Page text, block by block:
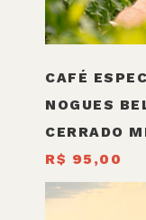
CAFÉ
NOGUES
CERRADO
R$ 95,00